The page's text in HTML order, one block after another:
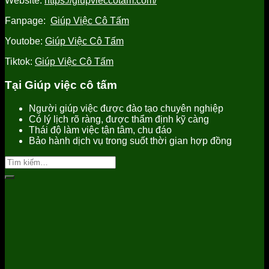
Fanpage: Giúp Việc Cô Tấm
Youtobe: Giúp Việc Cô Tấm
Tiktok: Giúp Việc Cô Tấm
Tại Giúp việc cô tấm
Người giúp việc được đào tạo chuyên nghiệp
Có lý lịch rõ ràng, được thẩm định kỹ càng
Thái độ làm việc tận tâm, chu đáo
Bảo hành dịch vụ trong suốt thời gian hợp đồng
Tìm
kiếm: